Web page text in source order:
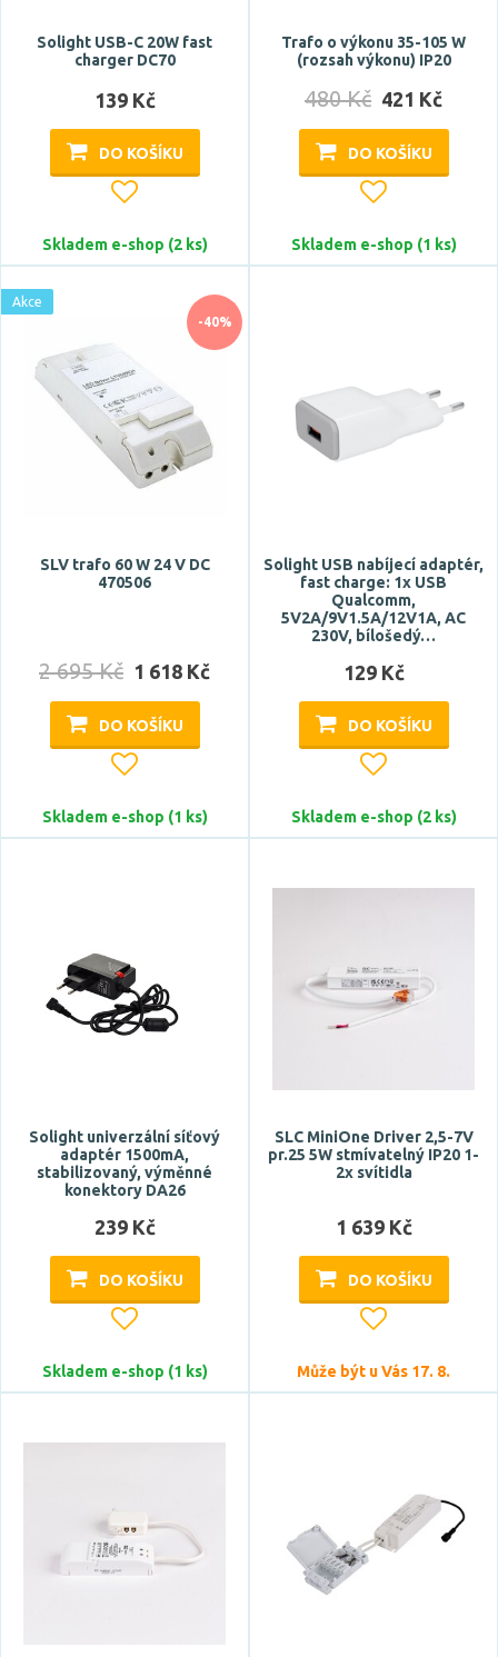
220-240V (4,5V DC)
Barva
antracit
hliník
hliník
kov
Průměr
Tvar / motiv
Solight USB-C 20W fast
charger DC70
139 Kč
DO KOŠÍKU
Skladem e-shop (2 ks)
Trafo o výkonu 35-105 W
(rozsah výkonu) IP20
480 Kč 421 Kč
DO KOŠÍKU
Skladem e-shop (1 ks)
-40%
Akce
SLV trafo 60 W 24 V DC
470506
2 695 Kč 1 618 Kč
DO KOŠÍKU
Skladem e-shop (1 ks)
Solight USB nabíjecí adaptér,
fast charge: 1x USB
Qualcomm,
5V2A/9V1.5A/12V1A, AC
230V, bílošedý…
129 Kč
DO KOŠÍKU
Skladem e-shop (2 ks)
Solight univerzální síťový
adaptér 1500mA,
stabilizovaný, výměnné
konektory DA26
239 Kč
DO KOŠÍKU
Skladem e-shop (1 ks)
SLC MiniOne Driver 2,5-7V
pr.25 5W stmívatelný IP20 1-
2x svítidla
1 639 Kč
DO KOŠÍKU
Může být u Vás 17. 8.